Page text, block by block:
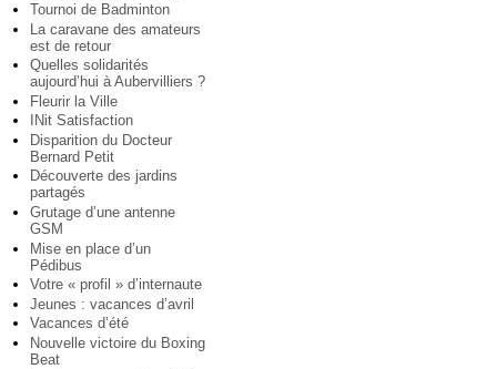
Tournoi de Badminton
La caravane des amateurs
est de retour
Quelles solidarités
aujourd’hui à Aubervilliers ?
Fleurir la Ville
INit Satisfaction
Disparition du Docteur
Bernard Petit
Découverte des jardins
partagés
Grutage d’une antenne
GSM
Mise en place d’un
Pédibus
Votre « profil » d’internaute
Jeunes : vacances d’avril
Vacances d’été
Nouvelle victoire du Boxing
Beat